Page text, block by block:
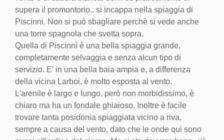
supera il promontorio.. si incappa nella spiaggia di
Piscinni. Non si può sbagliare perchè si vede anche
una torre spagnola che svetta sopra.
Quella di Piscinnì è una bella spiaggia grande,
completamente selvaggia e senza alcun tipo di
servizio. E' in una bella baia ampia e, a differenza
della vicina Larboi, è molto esposta al vento.
L'arenile è largo e lungo, però non morbidissimo, è
chiaro ma ha un fondale ghiaioso. Inoltre è facile
trovare tanta posidonia spiaggiata vicino a riva,
sempre a causa del vento, dato che le onde qui sono